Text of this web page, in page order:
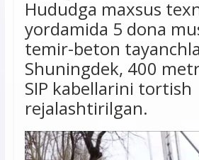
Hududga maxsus
yordamida 5 dona
temir-beton
Shuningdek, 400
SIP kabellarini tortish
rejalashtirilgan.